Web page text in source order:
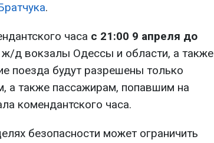
.
часа с 21:00 9 апреля до
ж/д вокзалы Одессы и области, а также
поезда будут разрешены только
а также пассажирам, попавшим на
комендантского часа.
безопасности может ограничить